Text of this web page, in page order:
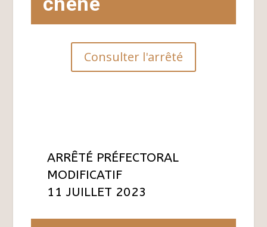
Consulter l'arrêté
ARRÊTÉ PRÉFECTORAL
MODIFICATIF
11 JUILLET 2023